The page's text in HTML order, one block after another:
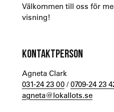
Välkommen till oss för
visning!
KONTAKTPERSON
Agneta Clark
031-24 23 00/0709-24 23
agneta@lokallots.se